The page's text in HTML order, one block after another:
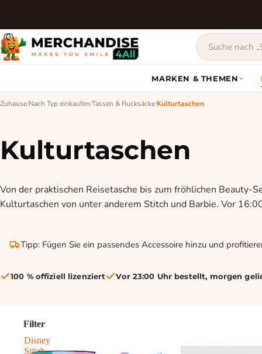
MARKEN & THEMEN
Zuhause/Nach Typ einkaufen/Tassen & Rucksäcke/Kulturtaschen
Kulturtaschen
Von der praktischen Reisetasche bis zum fröhlichen Beauty-
Kulturtaschen von unter anderem Stitch und Barbie. Vor
Tipp: Fügen Sie ein passendes Accessoire hinzu und
100 % offiziell lizenziert Vor 23:00 Uhr bestellt, morgen
Filter
Disney
Stitch